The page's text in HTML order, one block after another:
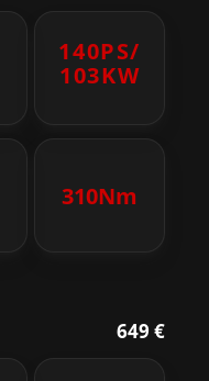
140PS/
103KW
310Nm
649 €